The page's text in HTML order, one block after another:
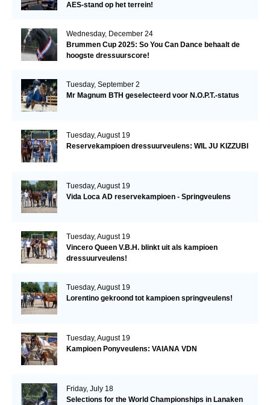
AES-stand op het terrein!
Wednesday, December 24
Brummen Cup 2025: So You Can Dance behaalt de
hoogste dressuurscore!
Tuesday, September 2
Mr Magnum BTH geselecteerd voor N.O.P.T.-status
Tuesday, August 19
Reservekampioen dressuurveulens: WIL JU KIZZUBI
Tuesday, August 19
Vida Loca AD reservekampioen - Springveulens
Tuesday, August 19
Vincero Queen V.B.H. blinkt uit als kampioen
dressuurveulens!
Tuesday, August 19
Lorentino gekroond tot kampioen springveulens!
Tuesday, August 19
Kampioen Ponyveulens: VAIANA VDN
Friday, July 18
Selections for the World Championships in Lanaken